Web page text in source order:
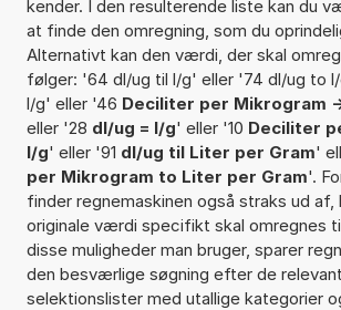
kender. I den resulterende liste kan du
at finde den omregning, som du
Alternativt kan den værdi, der skal
følger: '64 dl/ug til l/g' eller '74 dl/ug to
l/g' eller '46 Deciliter per Mikrogram
eller '28 dl/ug = l/g' eller '10 Deciliter
l/g' eller '91 dl/ug til Liter per Gram'
per Mikrogram to Liter per Gram'.
finder regnemaskinen også straks ud af,
originale værdi specifikt skal omregnes
disse muligheder man bruger, sparer
den besværlige søgning efter de
selektionslister med utallige kategorier